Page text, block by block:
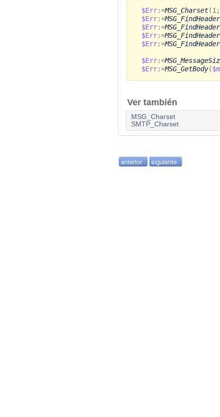
$Err:=MSG_Charset
$Err:=MSG_FindHeader
$Err:=MSG_FindHeader
$Err:=MSG_FindHeader
$Err:=MSG_FindHeader
$Err:=
$Err:=MSG_GetBody(
Ver también
MSG_Charset
SMTP_Charset
anterior siguiente